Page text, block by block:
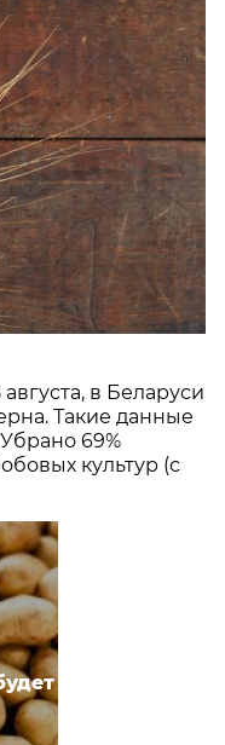
в Беларуси
Такие данные
69%
культур (с